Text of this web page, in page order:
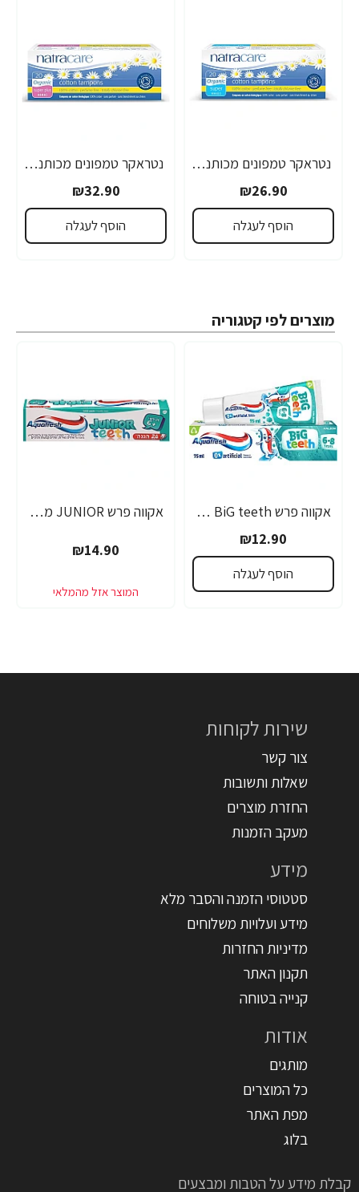
נטראקר טמפונים מכותנה אורגנית סופר 20 יחידות - מבית Natracare
₪26.90
הוסף לעגלה
נטראקר טמפונים מכותנה אורגנית סופר פלוס 20 יחידות - מבית Natracare
₪32.90
הוסף לעגלה
מוצרים לפי קטגוריה
אקווה פרש BiG teeth משחת שיניים לילדים לגילאי 6-8 שנים - 50 מ"ל
₪12.90
הוסף לעגלה
אקווה פרש JUNIOR משחת שיניים לילדים +6 - 50 מ"ל
₪14.90
שירות לקוחות
צור קשר
שאלות ותשובות
החזרת מוצרים
מעקב הזמנות
מידע
סטטוסי הזמנה והסבר מלא
מידע ועלויות משלוחים
מדיניות החזרות
תקנון האתר
קנייה בטוחה
אודות
מותגים
כל המוצרים
מפת האתר
בלוג
קבלת מידע על הטבות ומבצעים